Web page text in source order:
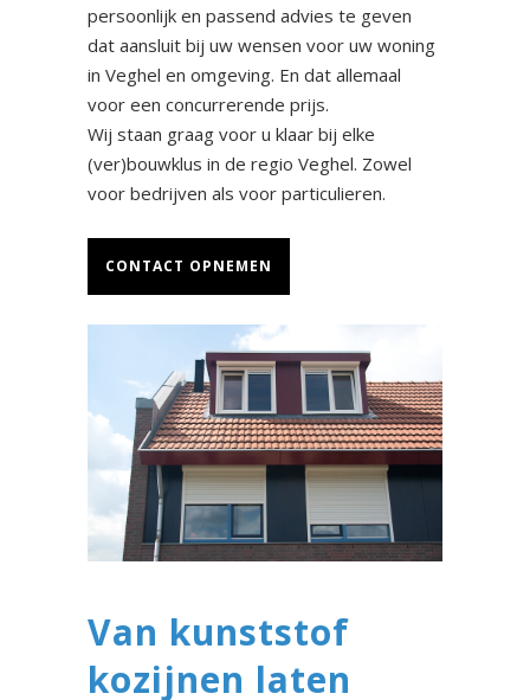
persoonlijk en passend advies te geven
dat aansluit bij uw wensen voor uw woning
in Veghel en omgeving. En dat allemaal
voor een concurrerende prijs.
Wij staan graag voor u klaar bij elke
(ver)bouwklus in de regio Veghel. Zowel
voor bedrijven als voor particulieren.
CONTACT OPNEMEN
Van kunststof
kozijnen laten